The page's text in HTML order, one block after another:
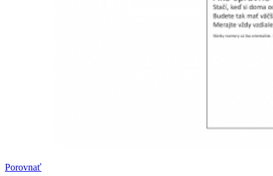
Porovnať